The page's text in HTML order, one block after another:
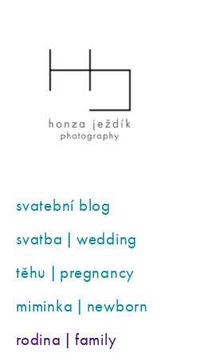
svatební blog
svatba | wedding
těhu | pregnancy
miminka | newborn
rodina | family